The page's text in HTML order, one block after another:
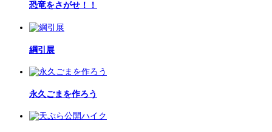
恐竜をさがせ！！
綱引展
永久ごまを作ろう